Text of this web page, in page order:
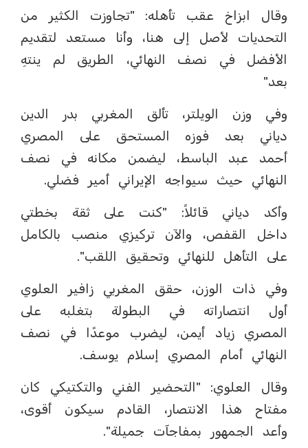
وقال ابزاخ عقب تأهله: "تجاوزت الكثير من
التحديات لأصل إلى هنا، وأنا مستعد لتقديم
الأفضل في نصف النهائي، الطريق لم ينتهِ
بعد"
وفي وزن الويلتر، تألق المغربي بدر الدين
دياني بعد فوزه المستحق على المصري
أحمد عبد الباسط، ليضمن مكانه في نصف
النهائي حيث سيواجه الإيراني أمير فضلي.
وأكد دياني قائلاً: "كنت على ثقة بخطتي
داخل القفص، والآن تركيزي منصب بالكامل
على التأهل للنهائي وتحقيق اللقب".
وفي ذات الوزن، حقق المغربي زافير العلوي
أول انتصاراته في البطولة بتغلبه على
المصري زياد أيمن، ليضرب موعدًا في نصف
النهائي أمام المصري إسلام يوسف.
وقال العلوي: "التحضير الفني والتكتيكي كان
مفتاح هذا الانتصار، القادم سيكون أقوى،
وأعد الجمهور بمفاجآت جميلة".